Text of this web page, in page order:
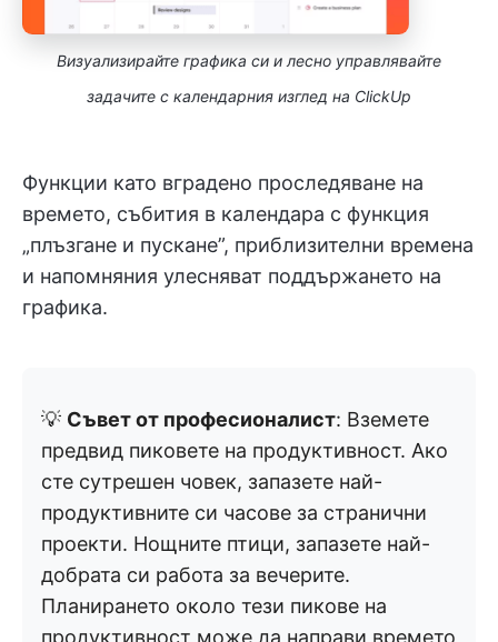
Визуализирайте графика си и лесно управлявайте
задачите с календарния изглед на ClickUp
Функции като вградено проследяване на
времето, събития в календара с функция
„плъзгане и пускане”, приблизителни времена
и напомняния улесняват поддържането на
графика.
💡 Съвет от професионалист: Вземете
предвид пиковете на продуктивност. Ако
сте сутрешен човек, запазете най-
продуктивните си часове за странични
проекти. Нощните птици, запазете най-
добрата си работа за вечерите.
Планирането около тези пикове на
продуктивност може да направи времето